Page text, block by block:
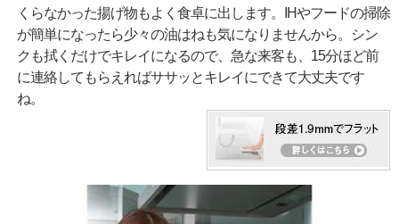
くらなかった揚げ物もよく食卓に出します。IHやフードの掃除
が簡単になったら少々の油はねも気になりませんから。シン
クも拭くだけでキレイになるので、急な来客も、15分ほど前
に連絡してもらえればササッとキレイにできて大丈夫です
ね。